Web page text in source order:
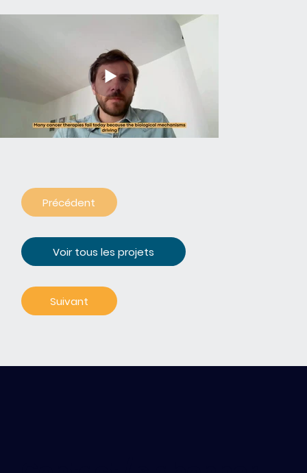
Précédent
Voir tous les projets